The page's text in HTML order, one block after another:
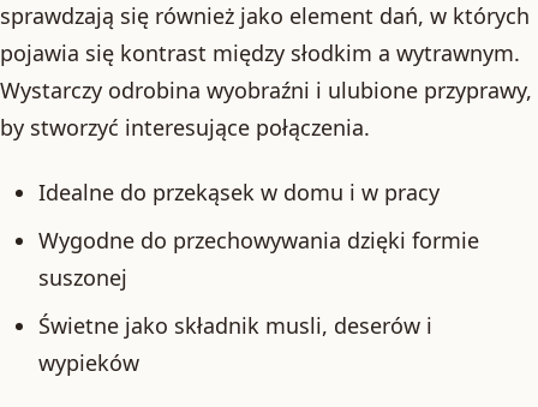
sprawdzają się również jako element dań, w których
pojawia się kontrast między słodkim a wytrawnym.
Wystarczy odrobina wyobraźni i ulubione przyprawy,
by stworzyć interesujące połączenia.
Idealne do przekąsek w domu i w pracy
Wygodne do przechowywania dzięki formie
suszonej
Świetne jako składnik musli, deserów i
wypieków